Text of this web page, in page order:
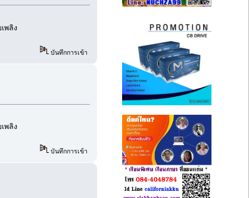
พลิง
บันทึกการเข้า
พลิง
บันทึกการเข้า